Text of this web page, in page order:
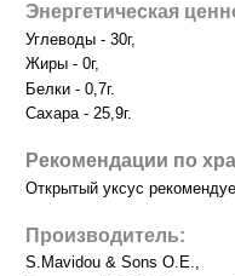
Энергетическая
Углеводы - 30г,
Жиры - 0г,
Белки - 0,7г.
Сахара - 25,9г.
Рекомендации по
Открытый уксус
Производитель:
S.Mavidou & Sons O.E.,